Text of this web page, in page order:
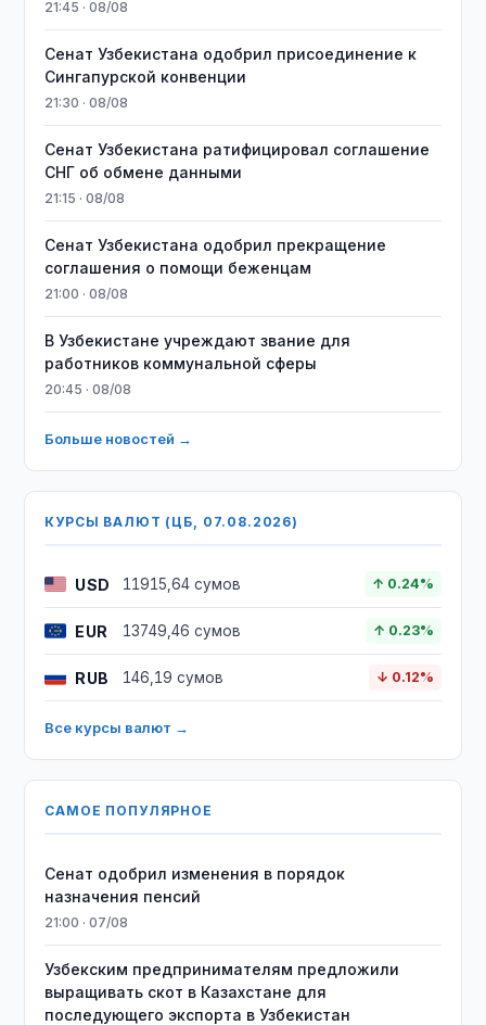
21:45 · 08/08
Сенат Узбекистана одобрил присоединение к
Сингапурской конвенции
21:30 · 08/08
Сенат Узбекистана ратифицировал соглашение
СНГ об обмене данными
21:15 · 08/08
Сенат Узбекистана одобрил прекращение
соглашения о помощи беженцам
21:00 · 08/08
В Узбекистане учреждают звание для
работников коммунальной сферы
20:45 · 08/08
Больше новостей →
КУРСЫ ВАЛЮТ (ЦБ, 07.08.2026)
USD 11915,64 сумов ↑ 0.24%
EUR 13749,46 сумов ↑ 0.23%
RUB 146,19 сумов ↓ 0.12%
Все курсы валют →
САМОЕ ПОПУЛЯРНОЕ
Сенат одобрил изменения в порядок
назначения пенсий
21:00 · 07/08
Узбекским предпринимателям предложили
выращивать скот в Казахстане для
последующего экспорта в Узбекистан